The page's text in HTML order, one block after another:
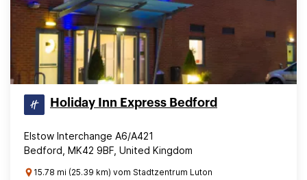
Holiday Inn Express Bedford
Elstow Interchange A6/A421
Bedford, MK42 9BF, United Kingdom
15.78 mi (25.39 km) vom Stadtzentrum Luton